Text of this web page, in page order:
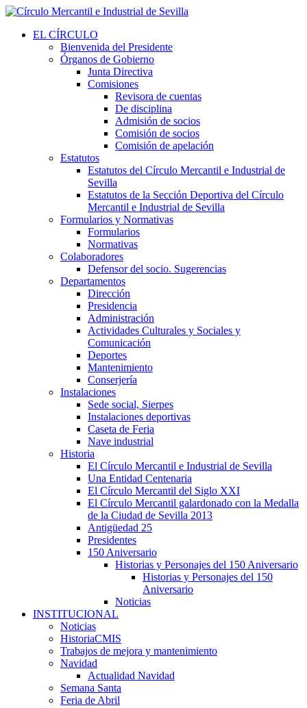
EL CÍRCULO
Bienvenida del Presidente
Órganos de Gobierno
Junta Directiva
Comisiones
Revisora de cuentas
De disciplina
Admisión de socios
Comisión de socios
Comisión de apelación
Estatutos
Estatutos del Círculo Mercantil e Industrial de
Sevilla
Estatutos de la Sección Deportiva del Círculo
Mercantil e Industrial de Sevilla
Formularios y Normativas
Formularios
Normativas
Colaboradores
Defensor del socio. Sugerencias
Departamentos
Dirección
Presidencia
Administración
Actividades Culturales y Sociales y
Comunicación
Deportes
Mantenimiento
Conserjería
Instalaciones
Sede social, Sierpes
Instalaciones deportivas
Caseta de Feria
Nave industrial
Historia
El Círculo Mercantil e Industrial de Sevilla
Una Entidad Centenaria
El Círculo Mercantil del Siglo XXI
El Círculo Mercantil galardonado con la Medalla
de la Ciudad de Sevilla 2013
Antigüedad 25
Presidentes
150 Aniversario
Historias y Personajes del 150 Aniversario
Historias y Personajes del 150
Aniversario
Noticias
INSTITUCIONAL
Noticias
HistoriaCMIS
Trabajos de mejora y mantenimiento
Navidad
Actualidad Navidad
Semana Santa
Feria de Abril